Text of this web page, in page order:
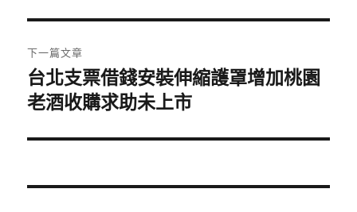
覽
文
章:
下一篇文章
下
一
文
台北支票借錢安裝伸縮護罩增加桃園
老酒收購求助未上市